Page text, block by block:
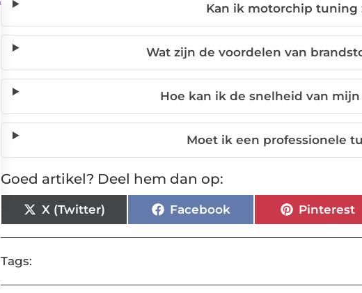
Kan ik motorchip tuning
Wat zijn de voordelen van
Hoe kan ik de snelheid van
Moet ik een professionele
Goed artikel? Deel hem dan op:
X (Twitter) Facebook Pinterest
Tags: